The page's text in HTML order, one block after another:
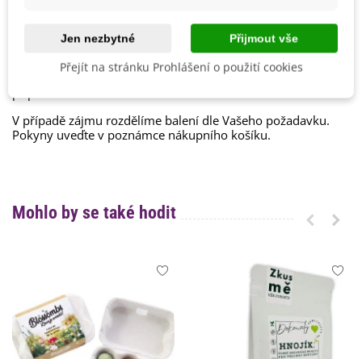
, proto cibuloviny balíme do
papírových recyklovatelných sáčků a
cibulky stejného
druhu nabalíme dohromady
Cibulky ručně balíme v den odeslání. Bezprostředně po
jejich obdržení je nutné cibulkám zajistit ideální podmínky a
případně rovnou zasadit.
V případě zájmu rozdělíme balení dle Vašeho požadavku.
Pokyny uveďte v poznámce nákupního košíku.
Mohlo by se také hodit
Jen nezbytné Přijmout vše
Přejít na stránku Prohlášení o použití cookies